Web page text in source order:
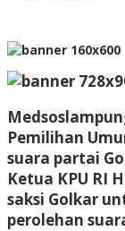
Pemilihan
suara partai
Ketua KPU RI
saksi Golkar
perolehan